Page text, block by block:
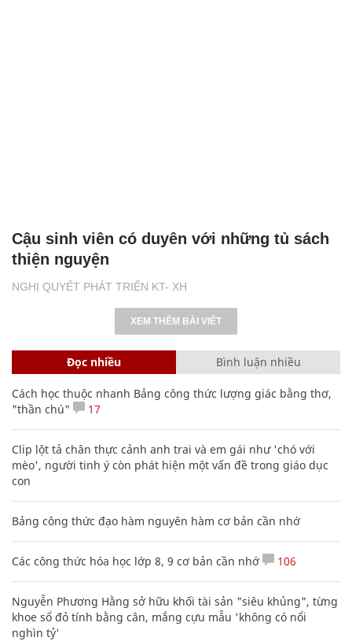
NGHỊ QUYẾT PHÁT TRIỂN KT- XH
Cậu sinh viên có duyên với những tủ sách
thiện nguyện
XEM THÊM BÀI VIẾT
Đọc nhiều Bình luận nhiều
Cách học thuộc nhanh Bảng công thức lượng giác bằng thơ,
"thần chú"
17
Clip lột tả chân thực cảnh anh trai và em gái như 'chó với
mèo', người tinh ý còn phát hiện một vấn đề trong giáo dục
con
Bảng công thức đạo hàm nguyên hàm cơ bản cần nhớ
Các công thức hóa học lớp 8, 9 cơ bản cần nhớ 106
Nguyễn Phương Hằng sở hữu khối tài sản "siêu khủng", từng
khoe sổ đỏ tính bằng cân, mắng cựu mẫu 'không có nổi
nghìn tỷ'